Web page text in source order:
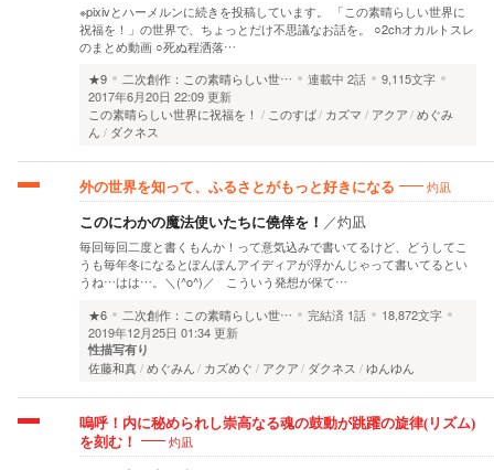
※pixivとハーメルンに続きを投稿しています。 「この素晴らしい世界に
祝福を！」の世界で、ちょっとだけ不思議なお話を。 ○2chオカルトスレ
のまとめ動画 ○死ぬ程洒落…
★9
二次創作：この素晴らしい世… 連載中 2話
9,115文字
2017年6月20日 22:09 更新
この素晴らしい世界に祝福を！
このすば カズマ アクア めぐみ
ん
ダクネス
外の世界を知って、ふるさとがもっと好きになる 灼凪
このにわかの魔法使いたちに僥倖を！ ／灼凪
毎回毎回二度と書くもんか！って意気込みで書いてるけど、どうしてこ
うも毎年冬になるとぽんぽんアイディアが浮かんじゃって書いてるとい
うね…はは…。＼(^o^)／ こういう発想が保て…
★6
二次創作：この素晴らしい世… 完結済 1話
18,872文字
2019年12月25日 01:34 更新
性描写有り
佐藤和真 めぐみん カズめぐ アクア ダクネス ゆんゆん
嗚呼！内に秘められし崇高なる魂の鼓動が跳躍の旋律(リズム)
を刻む！
灼凪